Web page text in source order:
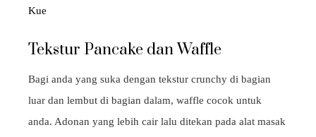
Kue
Tekstur Pancake dan Waffle
Bagi anda yang suka dengan tekstur crunchy di bagian
luar dan lembut di bagian dalam, waffle cocok untuk
anda. Adonan yang lebih cair lalu ditekan pada alat masak